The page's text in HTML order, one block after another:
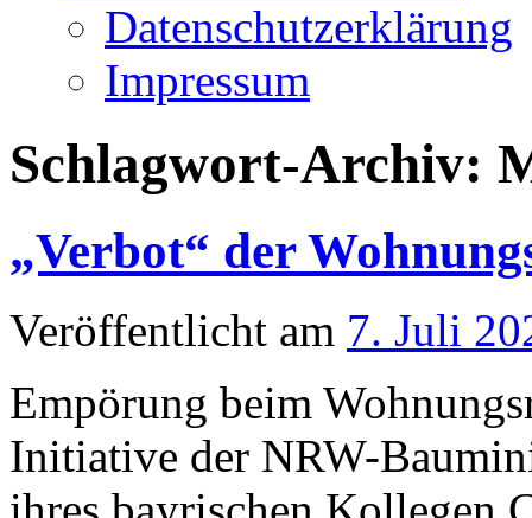
Datenschutzerklärung
Impressum
Schlagwort-Archiv:
„Verbot“ der
Veröffentlicht am 7. Juli
Empörung beim
Initiative der NRW-